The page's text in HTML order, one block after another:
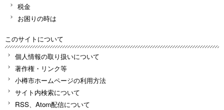
税金
お困りの時は
このサイトについて
個人情報の取り扱いについて
著作権・リンク等
小樽市ホームページの利用方法
サイト内検索について
RSS、Atom配信について